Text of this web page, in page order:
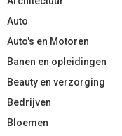
Auto
Auto's en Motoren
Banen en opleidingen
Beauty en verzorging
Bedrijven
Bloemen